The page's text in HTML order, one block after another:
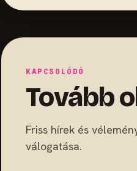
KAPCSOLÓDÓ
Tovább
Friss hírek és
válogatása.